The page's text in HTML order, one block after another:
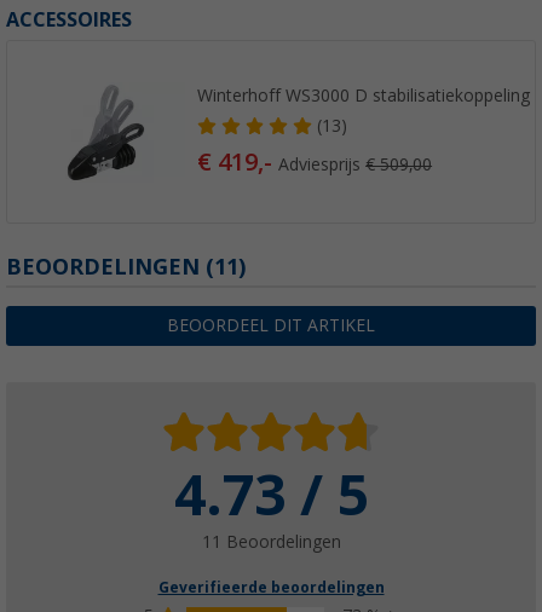
ACCESSOIRES
Winterhoff WS3000 D stabilisatiekoppeling
(13)
€ 419,-Adviesprijs€ 509,00
BEOORDELINGEN (11)
BEOORDEEL DIT ARTIKEL
4.73 / 5
11 Beoordelingen
Geverifieerde beoordelingen